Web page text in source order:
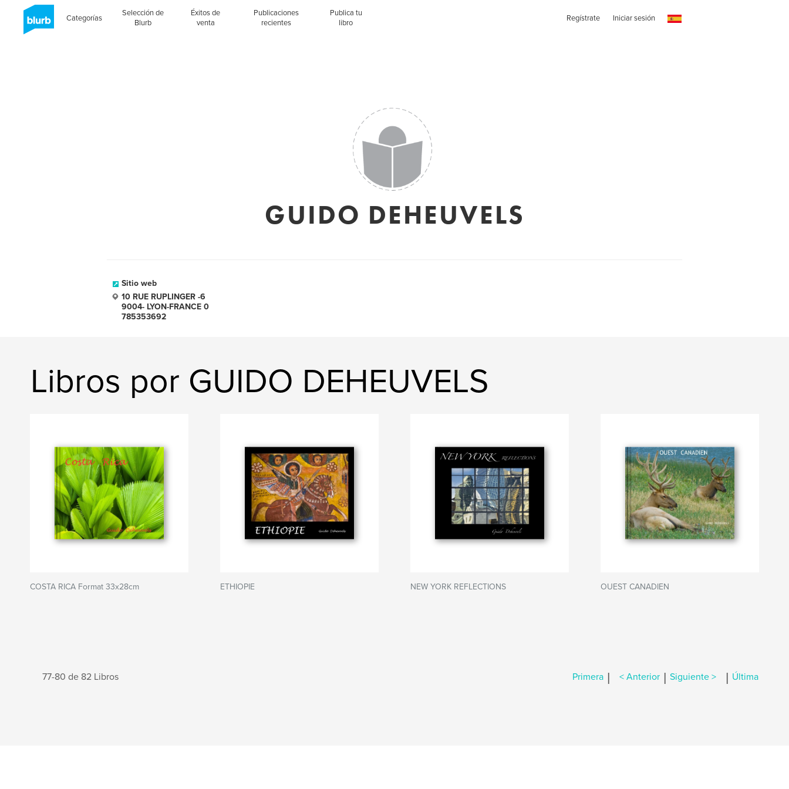
Categorías
Selección de
Blurb
Éxitos de
venta
Publicaciones
recientes
Publica tu
libro
Regístrate Iniciar sesión
GUIDO DEHEUVELS
Sitio web
10 RUE RUPLINGER -6
9004- LYON-FRANCE 0
785353692
Libros por GUIDO DEHEUVELS
COSTA RICA Format 33x28cm ETHIOPIE NEW YORK REFLECTIONS OUEST CANADIEN
77-80 de 82 Libros Primera | < Anterior | Siguiente > | Última